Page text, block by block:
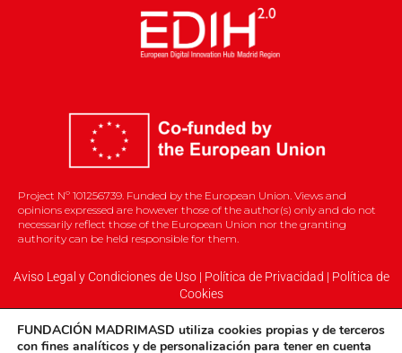
Project Nº 101256739. Funded by the European Union. Views and
opinions expressed are however those of the author(s) only and do not
necessarily reflect those of the European Union nor the granting
authority can be held responsible for them.
Aviso Legal y Condiciones de Uso| Política de Privacidad | Política de
Cookies
FUNDACIÓN MADRIMASD utiliza cookies propias yde terceros
con fines analíticos y de personalización para tener en cuenta